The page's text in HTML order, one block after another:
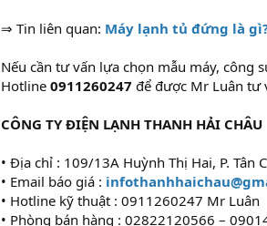
⇒ Tin liên quan: Máy lạnh tủ đứng là
Nếu cần tư vấn lựa chọn mẫu máy, công
Hotline 0911260247 để được Mr Luân tư
CÔNG TY ĐIỆN LẠNH THANH HẢI CHÂU
• Địa chỉ : 109/13A Huỳnh Thị Hai, P. Tân
• Email báo giá :
• Hotline kỹ thuật : 0911260247 Mr Luân
• Phòng bán hàng : 02822120566 –